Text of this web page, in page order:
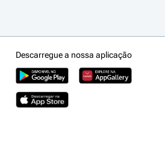
Descarregue a nossa aplicação